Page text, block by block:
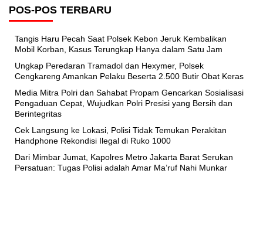
POS-POS TERBARU
Tangis Haru Pecah Saat Polsek Kebon Jeruk Kembalikan
Mobil Korban, Kasus Terungkap Hanya dalam Satu Jam
Ungkap Peredaran Tramadol dan Hexymer, Polsek
Cengkareng Amankan Pelaku Beserta 2.500 Butir Obat Keras
Media Mitra Polri dan Sahabat Propam Gencarkan Sosialisasi
Pengaduan Cepat, Wujudkan Polri Presisi yang Bersih dan
Berintegritas
Cek Langsung ke Lokasi, Polisi Tidak Temukan Perakitan
Handphone Rekondisi Ilegal di Ruko 1000
Dari Mimbar Jumat, Kapolres Metro Jakarta Barat Serukan
Persatuan: Tugas Polisi adalah Amar Ma’ruf Nahi Munkar